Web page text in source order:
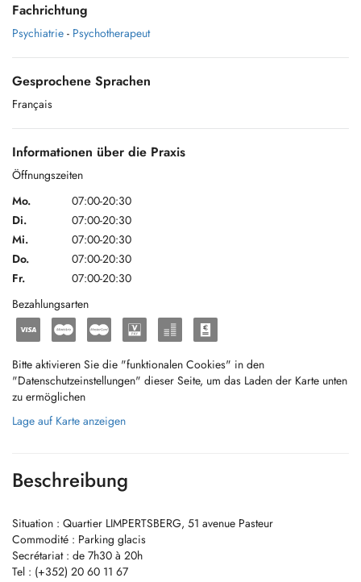
Fachrichtung
Psychiatrie - Psychotherapeut
Gesprochene Sprachen
Français
Informationen über die Praxis
Öffnungszeiten
Mo.
07:00-20:30
Di.
07:00-20:30
Mi.
07:00-20:30
Do.
07:00-20:30
Fr.
07:00-20:30
Bezahlungsarten
Bitte aktivieren Sie die "funktionalen Cookies" in den
"Datenschutzeinstellungen" dieser Seite, um das Laden der Karte unten
zu ermöglichen
Lage auf Karte anzeigen
Beschreibung
Situation : Quartier LIMPERTSBERG, 51 avenue Pasteur
Commodité : Parking glacis
Secrétariat : de 7h30 à 20h
Tel : (+352) 20 60 11 67